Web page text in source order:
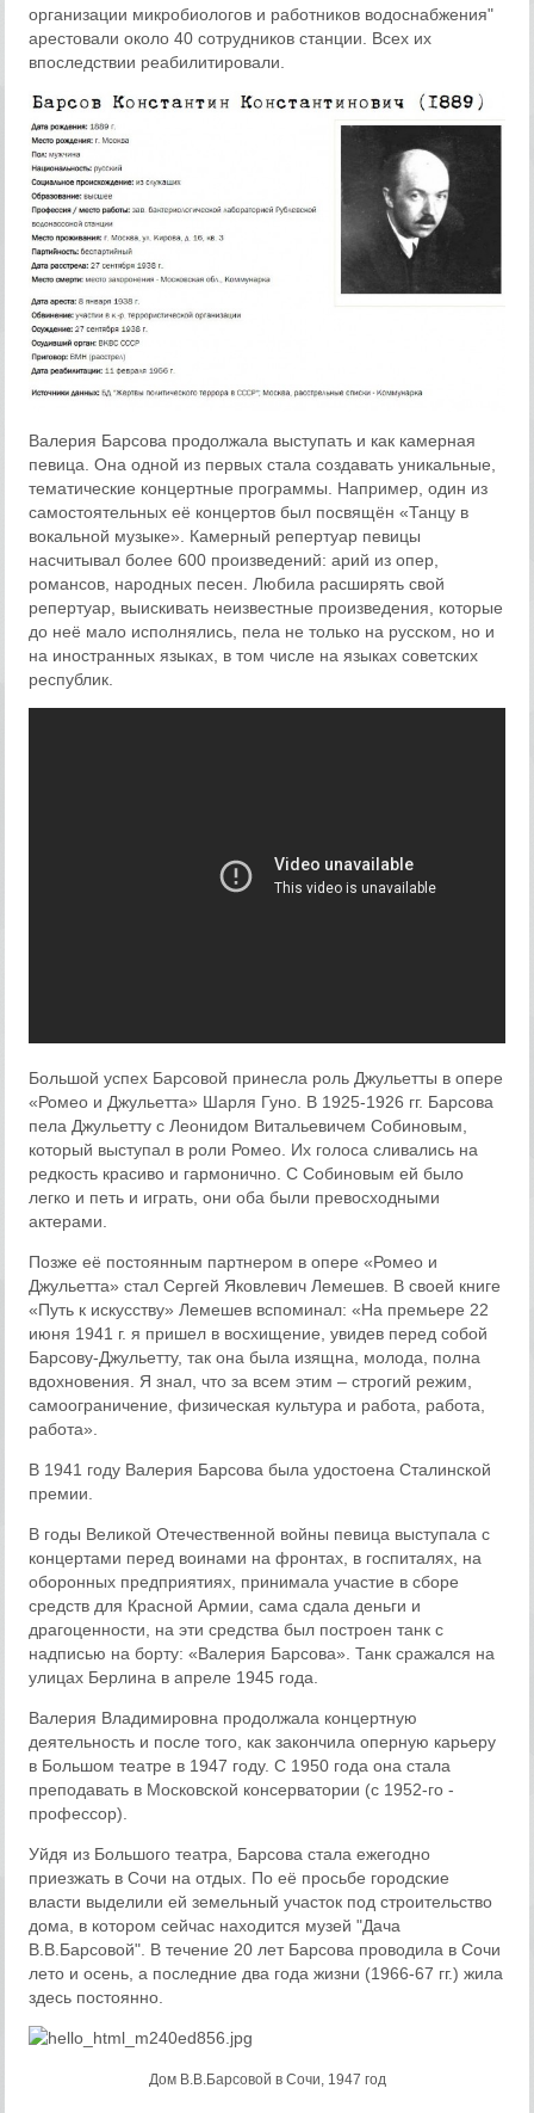
организации микробиологов и работников водоснабжения"
арестовали около 40 сотрудников станции. Всех их
впоследствии реабилитировали.
Валерия Барсова продолжала выступать и как камерная
певица. Она одной из первых стала создавать уникальные,
тематические концертные программы. Например, один из
самостоятельных её концертов был посвящён «Танцу в
вокальной музыке». Камерный репертуар певицы
насчитывал более 600 произведений: арий из опер,
романсов, народных песен. Любила расширять свой
репертуар, выискивать неизвестные произведения, которые
до неё мало исполнялись, пела не только на русском, но и
на иностранных языках, в том числе на языках советских
республик.
Большой успех Барсовой принесла роль Джульетты в опере
«Ромео и Джульетта» Шарля Гуно. В 1925-1926 гг. Барсова
пела Джульетту с Леонидом Витальевичем Собиновым,
который выступал в роли Ромео. Их голоса сливались на
редкость красиво и гармонично. С Собиновым ей было
легко и петь и играть, они оба были превосходными
актерами.
Позже её постоянным партнером в опере «Ромео и
Джульетта» стал Сергей Яковлевич Лемешев. В своей книге
«Путь к искусству» Лемешев вспоминал: «На премьере 22
июня 1941 г. я пришел в восхищение, увидев перед собой
Барсову-Джульетту, так она была изящна, молода, полна
вдохновения. Я знал, что за всем этим – строгий режим,
самоограничение, физическая культура и работа, работа,
работа».
В 1941 году Валерия Барсова была удостоена Сталинской
премии.
В годы Великой Отечественной войны певица выступала с
концертами перед воинами на фронтах, в госпиталях, на
оборонных предприятиях, принимала участие в сборе
средств для Красной Армии, сама сдала деньги и
драгоценности, на эти средства был построен танк с
надписью на борту: «Валерия Барсова». Танк сражался на
улицах Берлина в апреле 1945 года.
Валерия Владимировна продолжала концертную
деятельность и после того, как закончила оперную карьеру
в Большом театре в 1947 году. С 1950 года она стала
преподавать в Московской консерватории (с 1952-го -
профессор).
Уйдя из Большого театра, Барсова стала ежегодно
приезжать в Сочи на отдых. По её просьбе городские
власти выделили ей земельный участок под строительство
дома, в котором сейчас находится музей "Дача
В.В.Барсовой". В течение 20 лет Барсова проводила в Сочи
лето и осень, а последние два года жизни (1966-67 гг.) жила
здесь постоянно.
Дом В.В.Барсовой в Сочи, 1947 год